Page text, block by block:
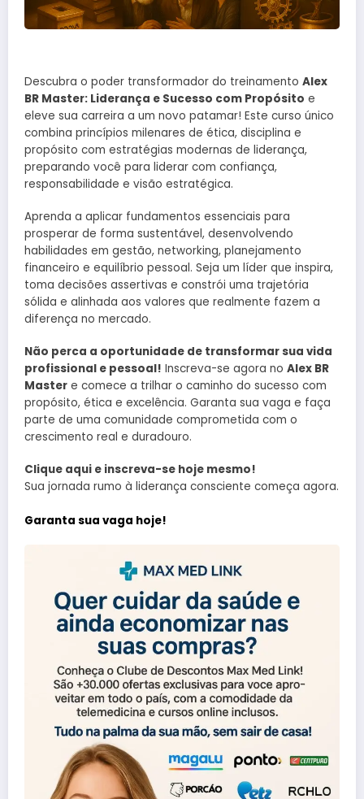
Descubra o poder transformador do treinamento Alex
BR Master: Liderança e Sucesso com Propósito e
eleve sua carreira a um novo patamar! Este curso único
combina princípios milenares de ética, disciplina e
propósito com estratégias modernas de liderança,
preparando você para liderar com confiança,
responsabilidade e visão estratégica.
Aprenda a aplicar fundamentos essenciais para
prosperar de forma sustentável, desenvolvendo
habilidades em gestão, networking, planejamento
financeiro e equilíbrio pessoal. Seja um líder que inspira,
toma decisões assertivas e constrói uma trajetória
sólida e alinhada aos valores que realmente fazem a
diferença no mercado.
Não perca a oportunidade de transformar sua vida
profissional e pessoal! Inscreva-se agora no Alex BR
Master e comece a trilhar o caminho do sucesso com
propósito, ética e excelência. Garanta sua vaga e faça
parte de uma comunidade comprometida com o
crescimento real e duradouro.
Clique aqui e inscreva-se hoje mesmo!
Sua jornada rumo à liderança consciente começa agora.
Garanta sua vaga hoje!